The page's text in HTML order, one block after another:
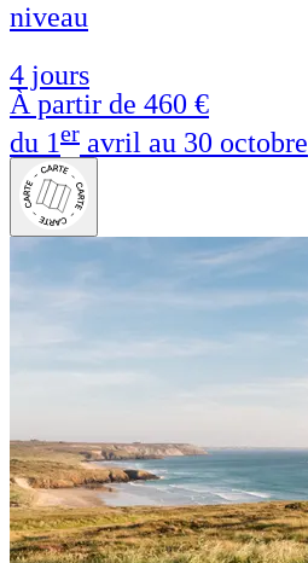
niveau
4 jours
À partir de 460 €
du 1er avril au 30 octobre